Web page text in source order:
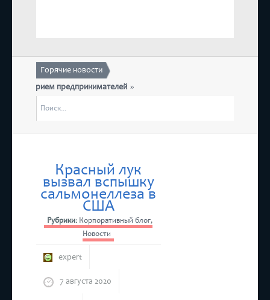
Горячие новости
прием предпринимателей
женщин-руководителей в Татарстане”
4 марта в ТПП РТ
прием предпринимателей
Красный лук
вызвал вспышку
сальмонеллеза в
США
Рубрики: Корпоративный блог,
Новости
expert
7 августа 2020